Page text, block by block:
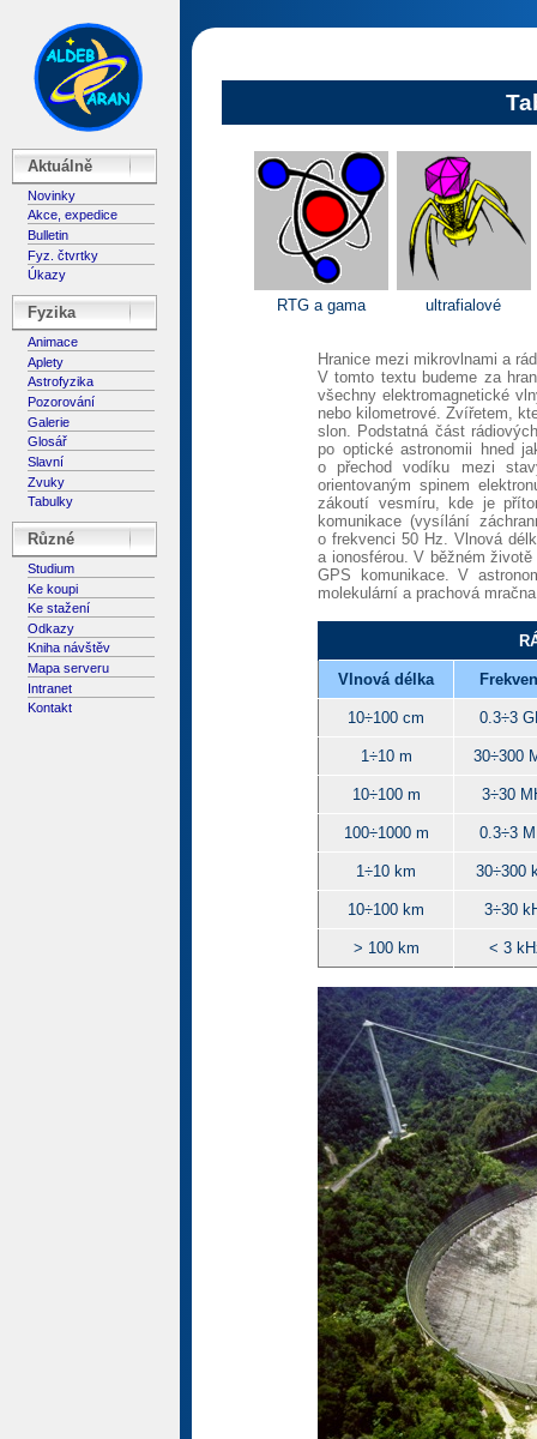
Aktuálně
Novinky
Akce, expedice
Bulletin
Fyz. čtvrtky
Úkazy
Fyzika
Animace
Aplety
Astrofyzika
Pozorování
Galerie
Glosář
Slavní
Zvuky
Tabulky
Různé
Studium
Ke koupi
Ke stažení
Odkazy
Kniha návštěv
Mapa serveru
Intranet
Kontakt
RTG a gama ultrafialové
Hranice mezi mikrovlnami a
V tomto textu budeme za
všechny elektromagnetické
nebo kilometrové. Zvířetem,
slon. Podstatná část
po optické astronomii hned
o přechod vodíku mezi
orientovaným spinem
zákoutí vesmíru, kde je
komunikace (vysílání
o frekvenci 50 Hz. Vlnová
a ionosférou. V běžném
GPS komunikace. V
molekulární a prachová
Vlnová délka
10÷100 cm 0.3÷3
1÷10 m 30÷300
10÷100 m 3÷30
100÷1000 m 0.3÷3
1÷10 km 30÷300
10÷100 km 3÷30
> 100 km < 3